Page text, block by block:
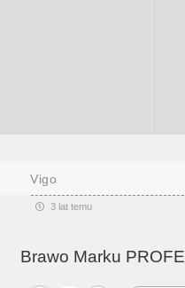
Vigo
3 lat temu
Brawo Marku